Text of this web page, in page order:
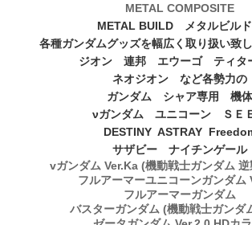
METAL COMPOSITE
METAL BUILD メタルビルド
各種ガンダムグッズを幅広く取り扱い致し
ジオン 連邦 エウーゴ ティタ
ネオジオン など各勢力の
ガンダム シャア専用 機体
νガンダム ユニコーン ＳＥ
DESTINY ASTRAY
サザビー ナイチンゲール
vガンダム Ver.Ka (機動戦士ガンダム
フルアーマーユニコーンガンダム
フルアーマーガンダム
バスターガンダム (機動戦士ガンダ